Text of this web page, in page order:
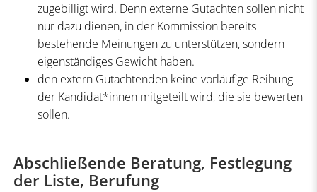
zugebilligt wird. Denn externe Gutachten sollen nicht
nur dazu dienen, in der Kommission bereits
bestehende Meinungen zu unterstützen, sondern
eigenständiges Gewicht haben.
den extern Gutachtenden keine vorläufige Reihung
der Kandidat*innen mitgeteilt wird, die sie bewerten
sollen.
Abschließende Beratung, Festlegung
der Liste, Berufung